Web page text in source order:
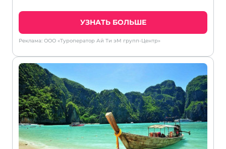
УЗНАТЬ БОЛЬШЕ
Реклама: ООО «Туроператор Ай Ти эМ групп-Центр»